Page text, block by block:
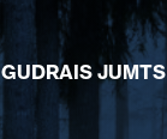
GUDRAIS JUMTS